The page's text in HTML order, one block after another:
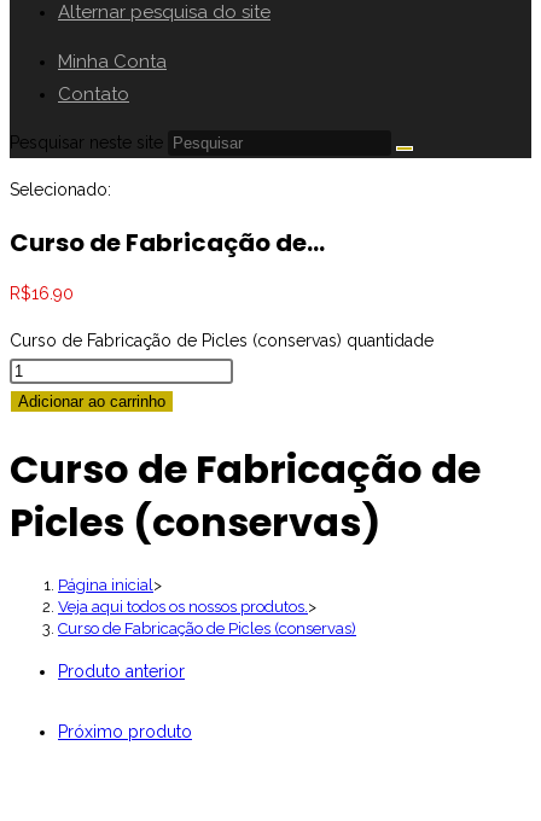
Alternar pesquisa do site
Minha Conta
Contato
Pesquisar neste site
Selecionado:
Curso de Fabricação de…
R$16.90
Curso de Fabricação de Picles (conservas) quantidade
Adicionar ao carrinho
Curso de Fabricação de
Picles (conservas)
Página inicial>
Veja aqui todos os nossos produtos.>
Curso de Fabricação de Picles (conservas)
Produto anterior
Próximo produto